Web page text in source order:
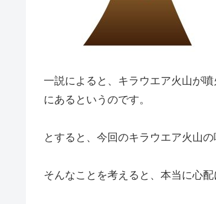
一説によると、キラウエア火山が
にあるというのです。
とすると、今回のキラウエア火山
そんなことを考えると、本当に心